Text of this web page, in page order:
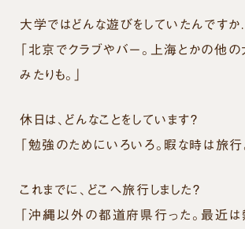
大学ではどんな遊びをしていたんですか…
「北京でクラブやバー。上海とかの他
みたりも。」
休日は、どんなことをしています？
「勉強のためにいろいろ。暇な時は旅行
これまでに、どこへ旅行しました？
「沖縄以外の都道府県行った。最近は